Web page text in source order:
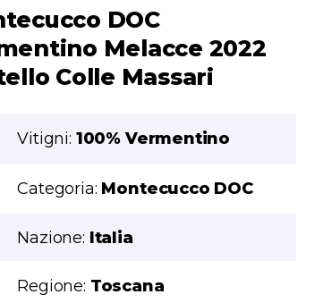
DOC
Melacce 2022
Colle Massari
Vitigni: 100% Vermentino
Categoria: Montecucco DOC
Nazione: Italia
Regione: Toscana